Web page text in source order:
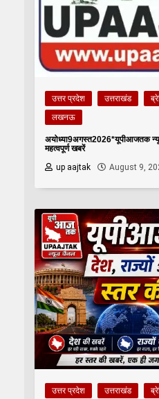
उत्तर प्रदेश उत्तराखंड
लखनऊ
अयोध्या9अगस्त2026*यूपीआजतक
महत्वपूर्ण खबरें
up aajtak
August 9,
उत्तर प्रदेश उत्तराखंड